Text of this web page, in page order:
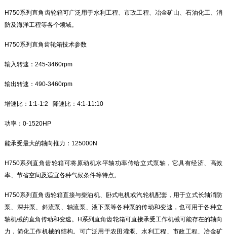
H750系列直角齿轮箱可广泛用于水利工程、市政工程、冶金矿山、石油化工、消
防及海洋工程等各个领域。
H750系列直角齿轮箱技术参数
输入转速：245-3460rpm
输出转速：490-3460rpm
增速比：1:1-1:2 降速比：4:1-11:10
功率：0-1520HP
能承受最大的轴向推力：125000N
H750系列直角齿轮箱可将原动机水平轴功率传给立式泵轴，它具有经济、高效
率、节省空间及适宜各种气候条件等特点。
H750系列直角齿轮箱直接与柴油机、卧式电机或汽轮机配套，用于立式长轴消防
泵、深井泵、斜流泵、轴流泵、液下泵等各种泵的传动和变速，也可用于各种立
轴机械的直角传动和变速。H系列直角齿轮箱可直接承受工作机械可能存在的轴向
力，简化工作机械的结构。可广泛用于农田灌溉、水利工程、市政工程、冶金矿